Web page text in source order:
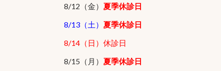
8/12（金） 夏季休診日
8/13（土） 夏季休診日
8/14（日）休診日
8/15（月） 夏季休診日